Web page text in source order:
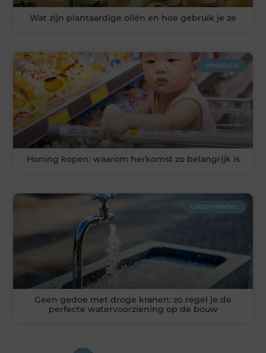
Wat zijn plantaardige oliën en hoe gebruik je ze
WINKELEN
Honing kopen: waarom herkomst zo belangrijk is
GROOTHANDEL
Geen gedoe met droge kranen: zo regel je de
perfecte watervoorziening op de bouw